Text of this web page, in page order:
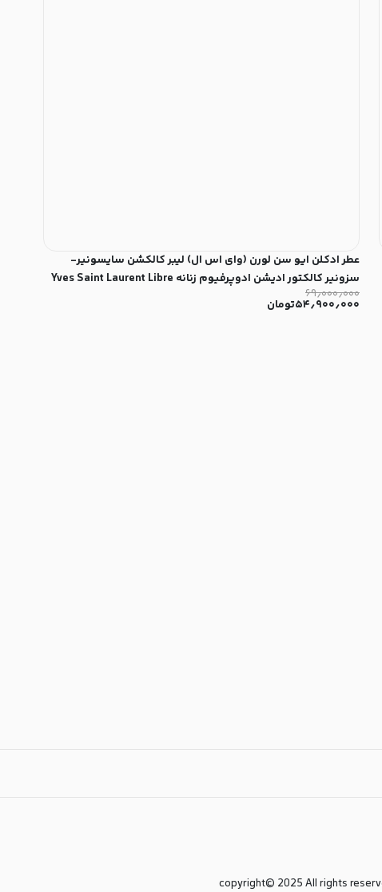
عطر ادکلن ایو سن لورن (وای اس ال) لیبر کالکشن سایسونیر-
سزونیر کالکتور ادیشن ادوپرفیوم زنانه Yves Saint Laurent Libre
Collection Saisonniere Collector Edition for Women EDP
۶۹٫۰۰۰٫۰۰۰
۵۴٫۹۰۰٫۰۰۰تومان